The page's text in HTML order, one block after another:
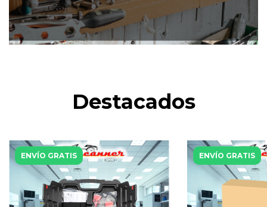
Destacados
ENVÍO GRATIS ENVÍO GRATIS